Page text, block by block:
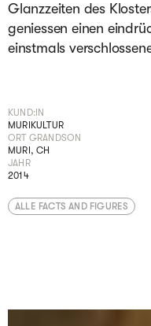
Glanzzeiten des
geniessen einen
einstmals
KUND:IN
MURIKULTUR
ORT GRANDSON
MURI, CH
JAHR
2014
ALLE FACTS AND FIGURES